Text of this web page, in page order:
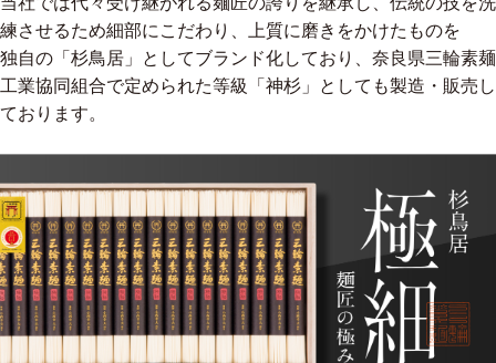
練させるため細部にこだわり、上質に磨きをかけたものを
独自の「杉鳥居」としてブランド化しており、奈良県三輪素麺
工業協同組合で定められた等級「神杉」としても製造・販売し
ております。